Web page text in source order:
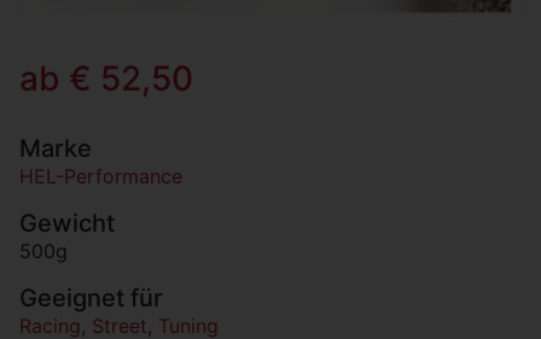
ab € 52,50
Marke
HEL-Performance
Gewicht
500g
Geeignet für
Racing , Street, Tuning